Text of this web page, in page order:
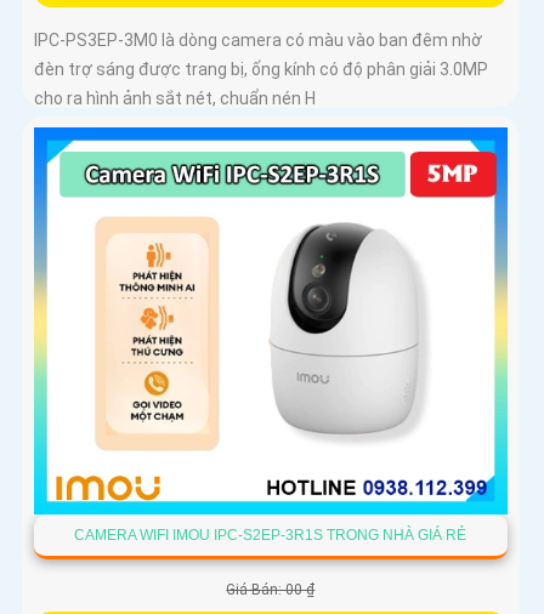
IPC-PS3EP-3M0 là dòng camera có màu vào ban đêm nhờ
đèn trợ sáng được trang bị, ống kính có độ phân giải 3.0MP
cho ra hình ảnh sắt nét, chuẩn nén H
CAMERA WIFI IMOU IPC-S2EP-3R1S TRONG NHÀ GIÁ RẺ
Giá Bán: 00 ₫